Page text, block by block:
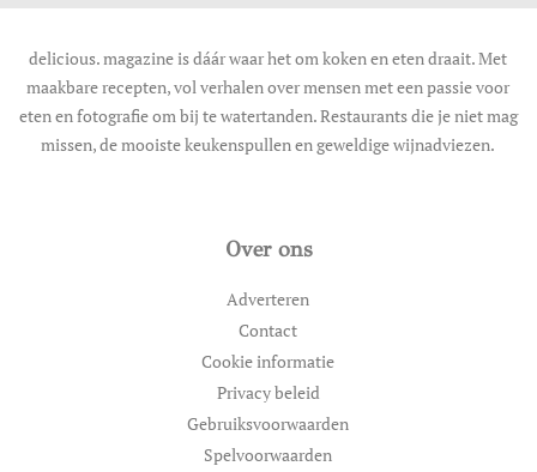
delicious. magazine is dáár waar het om koken en eten draait. Met
maakbare recepten, vol verhalen over mensen met een passie voor
eten en fotografie om bij te watertanden. Restaurants die je niet mag
missen, de mooiste keukenspullen en geweldige wijnadviezen.
Over ons
Adverteren
Contact
Cookie informatie
Privacy beleid
Gebruiksvoorwaarden
Spelvoorwaarden